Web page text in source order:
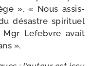
». « Nous assis­
désastre spi­ri­tuel
Lefebvre avait
».